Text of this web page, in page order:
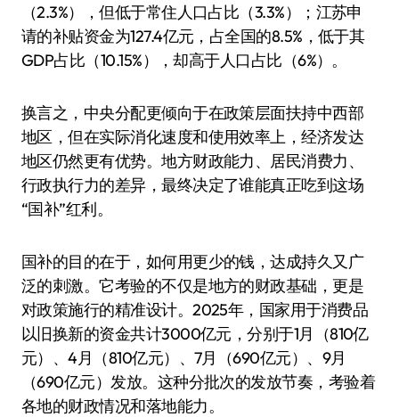
（2.3%），但低于常住人口占比（3.3%）；江苏申
请的补贴资金为127.4亿元，占全国的8.5%，低于其
GDP占比（10.15%），却高于人口占比（6%）。
换言之，中央分配更倾向于在政策层面扶持中西部
地区，但在实际消化速度和使用效率上，经济发达
地区仍然更有优势。地方财政能力、居民消费力、
行政执行力的差异，最终决定了谁能真正吃到这场
“国补”红利。
国补的目的在于，如何用更少的钱，达成持久又广
泛的刺激。它考验的不仅是地方的财政基础，更是
对政策施行的精准设计。2025年，国家用于消费品
以旧换新的资金共计3000亿元，分别于1月（810亿
元）、4月（810亿元）、7月（690亿元）、9月
（690亿元）发放。这种分批次的发放节奏，考验着
各地的财政情况和落地能力。